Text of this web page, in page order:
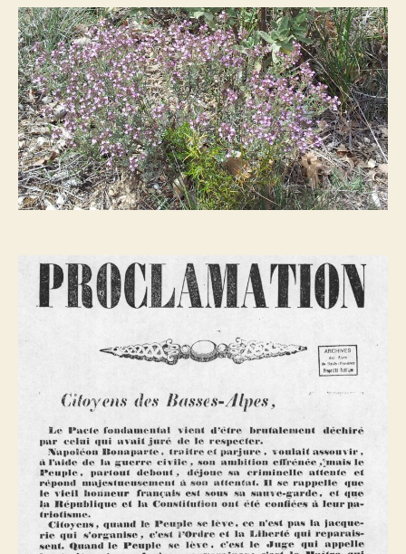
farigoulo
e
la
Mountagno
flourira